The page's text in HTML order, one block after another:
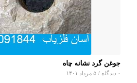
جوغن گرد نشانه چاه
۰ دیدگاه / ۵ مرداد ۱۴۰۱